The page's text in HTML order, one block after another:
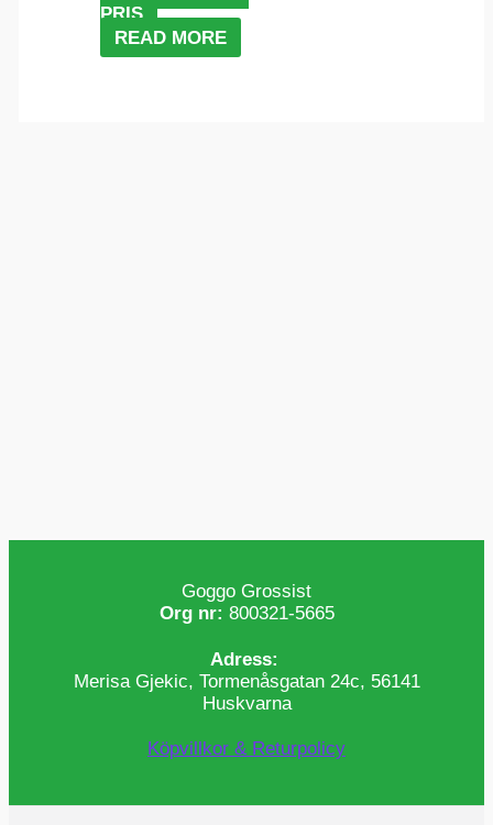
PRIS
READ MORE
Goggo Grossist
Org nr: 800321-5665
Adress:
Merisa Gjekic, Tormenåsgatan 24c, 56141
Huskvarna
Köpvillkor & Returpolicy